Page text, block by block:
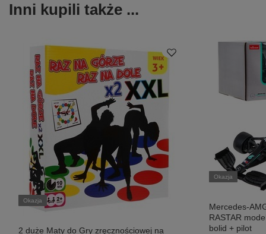
Inni kupili także ...
Okazja
2 duże Maty do Gry zręcznościowej na
Okazja
Mercedes-
RASTAR
bolid + pilot